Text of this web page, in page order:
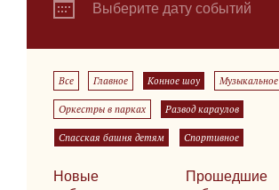
Выберите дату событий
Все Главное Конное шоу Музыкальное
Оркестры в парках Развод караулов
Спасская башня детям Спортивное
Новые
Прошедшие